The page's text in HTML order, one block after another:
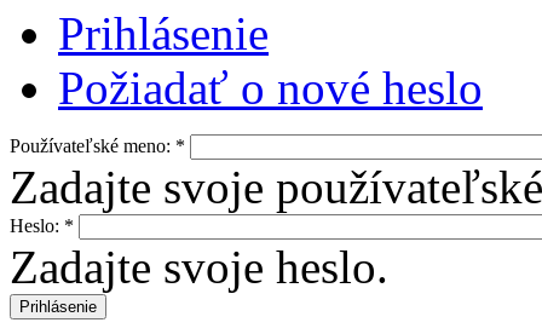
Prihlásenie
Požiadať o nové heslo
Používateľské meno: *
Zadajte svoje
Heslo: *
Zadajte svoje heslo.